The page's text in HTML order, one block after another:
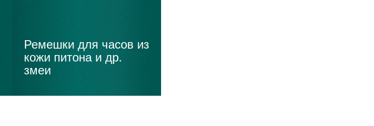
Ремешки для часов из
кожи питона и др.
змеи